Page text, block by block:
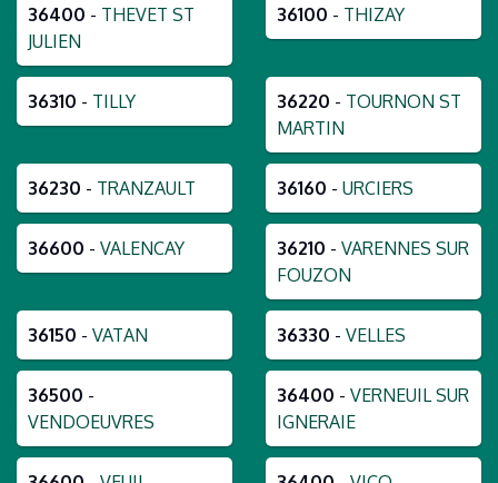
36400 - THEVET ST
JULIEN
36100 - THIZAY
36310 - TILLY 36220 - TOURNON ST
MARTIN
36230 - TRANZAULT 36160 - URCIERS
36600 - VALENCAY 36210 - VARENNES SUR
FOUZON
36150 - VATAN 36330 - VELLES
36500 -
VENDOEUVRES
36400 - VERNEUIL SUR
IGNERAIE